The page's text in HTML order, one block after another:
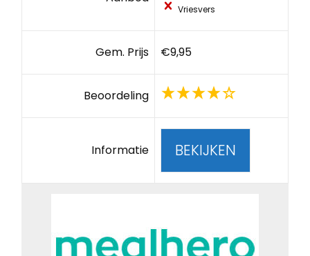
Vriesvers
Gem. Prijs €9,95
Beoordeling
Informatie BEKIJKEN